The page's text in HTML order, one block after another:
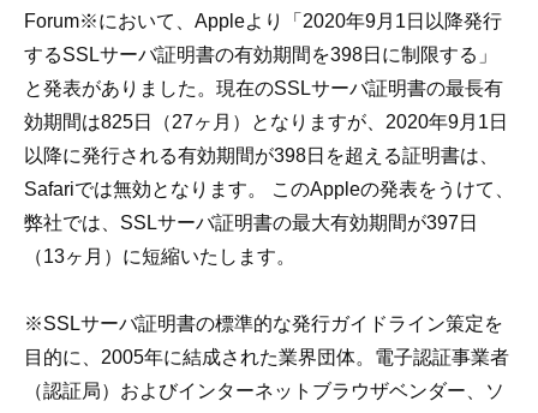
Forum※において、Appleより「2020年9月1日以降発行
するSSLサーバ証明書の有効期間を398日に制限する」
と発表がありました。現在のSSLサーバ証明書の最長有
効期間は825日（27ヶ月）となりますが、2020年9月1日
以降に発行される有効期間が398日を超える証明書は、
Safariでは無効となります。 このAppleの発表をうけて、
弊社では、SSLサーバ証明書の最大有効期間が397日
（13ヶ月）に短縮いたします。
※SSLサーバ証明書の標準的な発行ガイドライン策定を
目的に、2005年に結成された業界団体。電子認証事業者
（認証局）およびインターネットブラウザベンダー、ソ